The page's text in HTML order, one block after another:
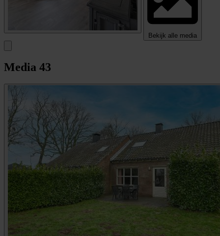
Bekijk alle media
Media 43